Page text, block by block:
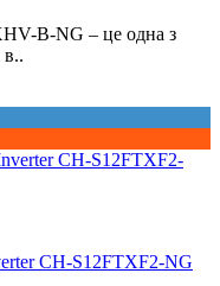
B-NG – це одна з
в..
CH-S12FTXF2-NG